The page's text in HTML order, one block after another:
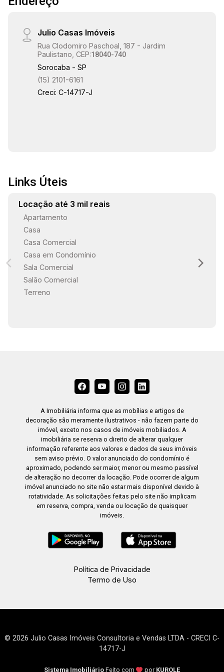
18:30
19:00
Julio Casas Imóveis
Rua Clodomiro Paschoal, 187 - Jardim
Paulistano, CEP:18040-740
Sorocaba - SP
(15) 2101-6161
Creci: C-14717-J
Links Úteis
Locação até 3 mil reais
Apartamento
Casa
Casa Comercial
Casa em Condomínio
Sala Comercial
Salão Comercial
Terreno
A Imobiliária informa que as mobílias e artigos de
decoração são meramente ilustrativos - não fazem parte do
imóvel, exceto nos casos de imóveis mobiliados. A
imobiliária se reserva o direito de alterar qualquer
informação referente aos valores e dados de seus imóveis
sem aviso prévio. O valor anunciado do condomínio é
aproximado, podendo ser maior, menor ou mesmo passível
de alteração no decorrer da locação. Pode ocorrer de algum
imóvel anunciado no site não estar mais disponível devido à
rotatividade. As solicitações feitas pelo site não implicam
em reserva, compra, venda ou locação de quaisquer
imóveis.
Política de Privacidade
Termo de Uso
© 2026 Julio Casas Imóveis Consultoria e Vendas LTDA - CRECI C-
14717-J
Sistema Imobiliário Feito com por KUROLE